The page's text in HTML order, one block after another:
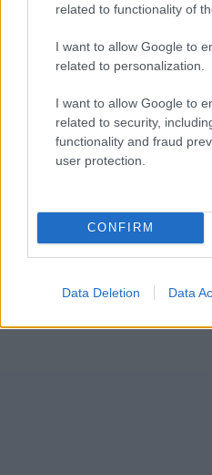
related to functionality of
I want to allow Google to
related to personalization.
I want to allow Google to
related to security,
functionality and fraud
user protection.
CONFIRM
Data Deletion Data
NÉPSZERŰ